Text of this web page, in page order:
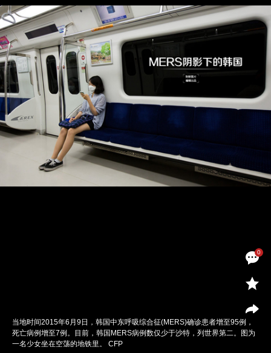
0
当地时间2015年6月9日，韩国中东呼吸综合征(MERS)确诊患者增至95例，
死亡病例增至7例。目前，韩国MERS病例数仅少于沙特，列世界第二。图为
一名少女坐在空荡的地铁里。 CFP